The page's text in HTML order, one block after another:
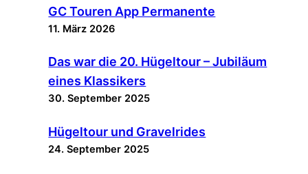
GC Touren App Permanente
11. März 2026
Das war die 20. Hügeltour – Jubiläum
eines Klassikers
30. September 2025
Hügeltour und Gravelrides
24. September 2025